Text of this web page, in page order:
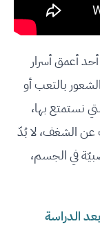
أعمق أسرار
بالتعب أو
نستمتع بها،
عن الشغف، لا بُدّ
في الجسم،
الدراسة